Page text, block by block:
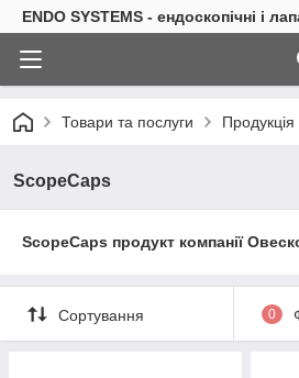
ENDO SYSTEMS - ендоскопічні і
Товари та послуги
ScopeCaps
ScopeCaps продукт компанії
Сортування 0